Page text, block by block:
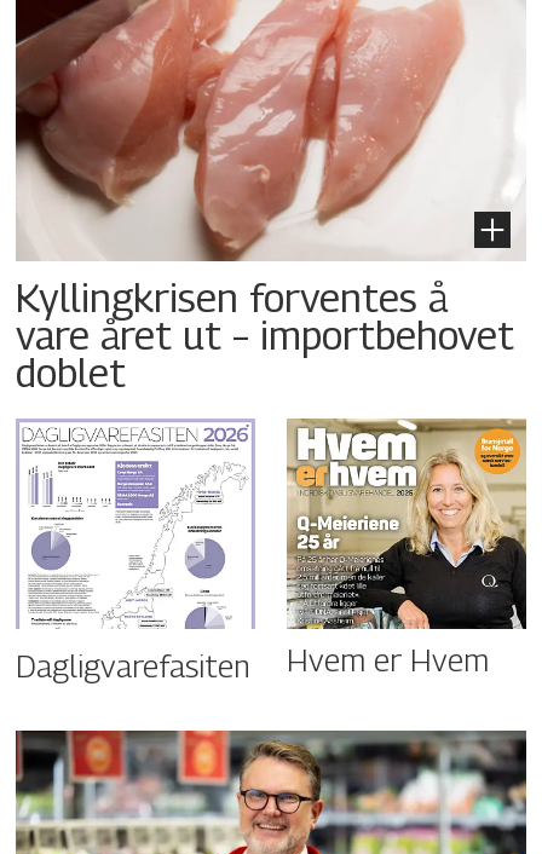
Kyllingkrisen forventes å
vare året ut – importbehovet
doblet
Dagligvarefasiten Hvem er Hvem